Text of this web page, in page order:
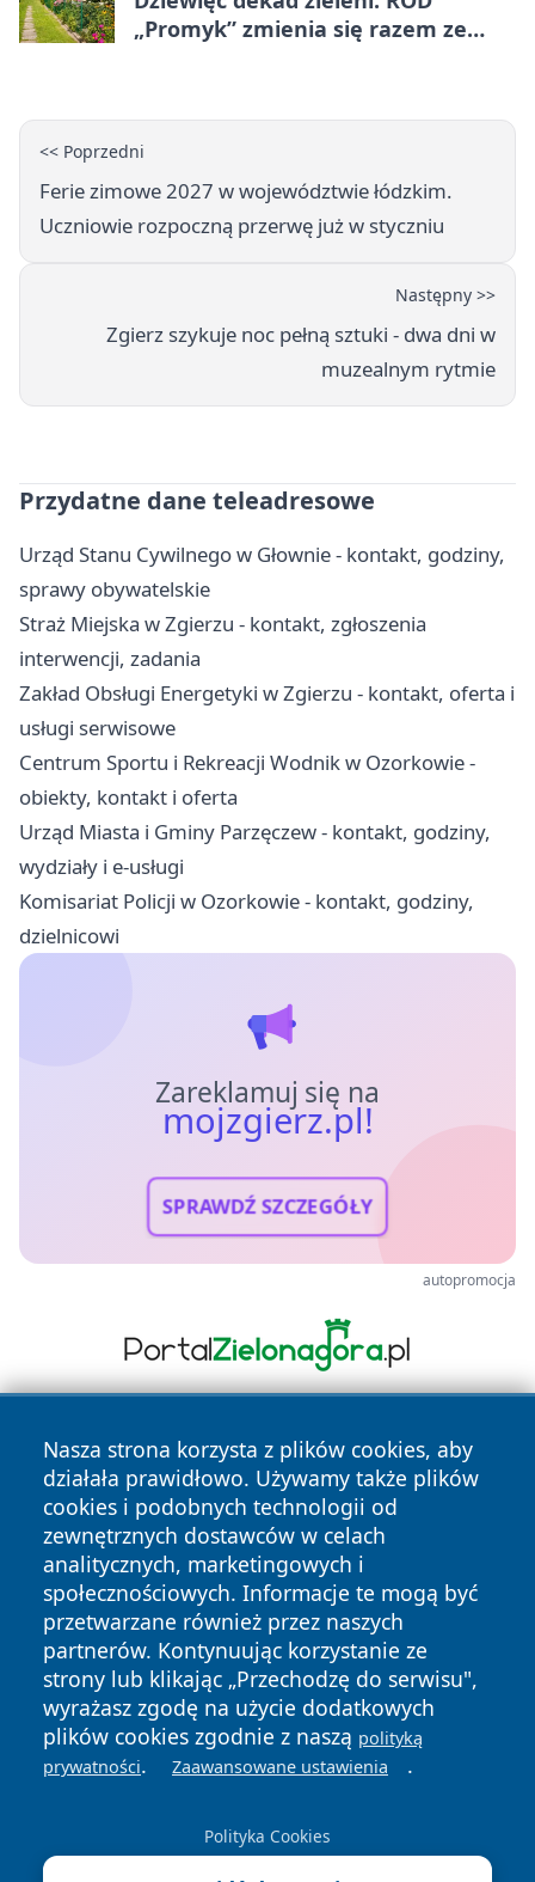
„Promyk” zmienia się razem ze
<< Poprzedni
Ferie zimowe 2027 w województwie łódzkim.
Uczniowie rozpoczną przerwę już w styczniu
Następny >>
Zgierz szykuje noc pełną sztuki - dwa dni w
muzealnym rytmie
Przydatne dane teleadresowe
Urząd Stanu Cywilnego w Głownie - kontakt, godziny,
sprawy obywatelskie
Straż Miejska w Zgierzu - kontakt, zgłoszenia
interwencji, zadania
Zakład Obsługi Energetyki w Zgierzu - kontakt, oferta i
usługi serwisowe
Centrum Sportu i Rekreacji Wodnik w Ozorkowie -
obiekty, kontakt i oferta
Urząd Miasta i Gminy Parzęczew - kontakt, godziny,
wydziały i e-usługi
Komisariat Policji w Ozorkowie - kontakt, godziny,
dzielnicowi
Zareklamuj się na
mojzgierz.pl!
SPRAWDŹ SZCZEGÓŁY
autopromocja
Nasza strona korzysta z plików cookies, aby
działała prawidłowo. Używamy także plików
cookies i podobnych technologii od
zewnętrznych dostawców w celach
analitycznych, marketingowych i
społecznościowych. Informacje te mogą być
przetwarzane również przez naszych
partnerów. Kontynuując korzystanie ze
strony lub klikając „Przechodzę do serwisu",
wyrażasz zgodę na użycie dodatkowych
plików cookies zgodnie z naszą polityką
prywatności. Zaawansowane ustawienia .
Polityka Cookies
Copyright © 2026 mojzgierz.pl Wszystkie prawa zastrzeżone.
News Autorzy
Polityka
Prywatności
Polityka
Cookies